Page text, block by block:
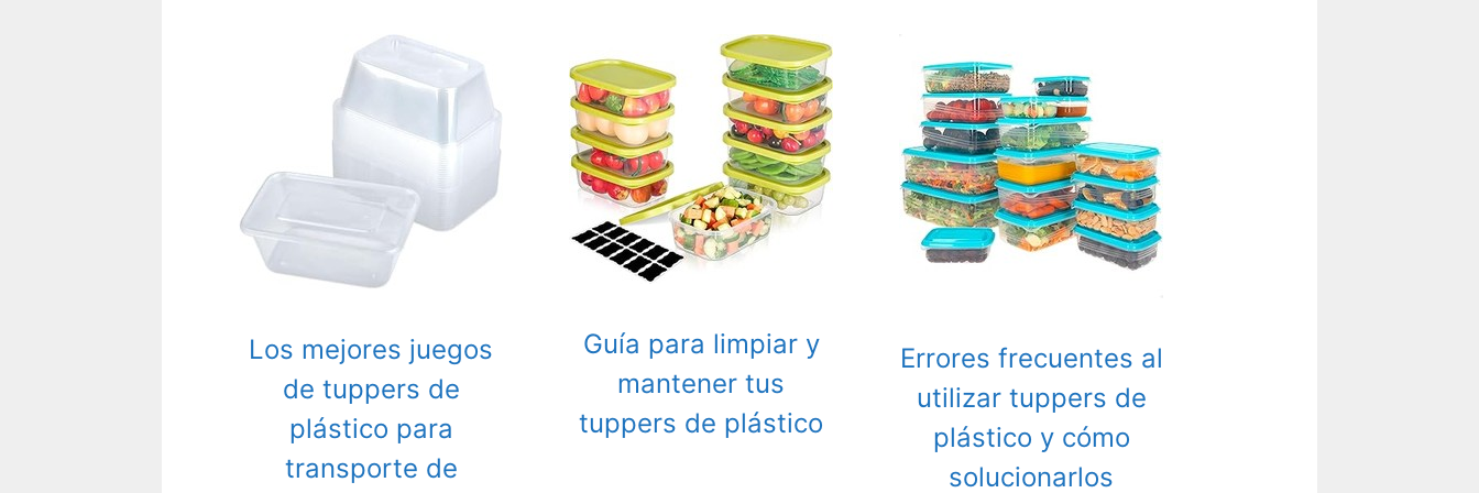
Los mejores juegos
de tuppers de
plástico para
transporte de
Guía para limpiar y
mantener tus
tuppers de plástico
Errores frecuentes al
utilizar tuppers de
plástico y cómo
solucionarlos